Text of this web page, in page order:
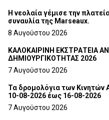
Η νεολαία γέμισε την
συναυλία της Marseaux.
8 Αυγούστου 2026
ΚΑΛΟΚΑΙΡΙΝΗ ΕΚΣΤΡΑΤΕΙΑ
ΔΗΜΙΟΥΡΓΙΚΟΤΗΤΑΣ 2026
7 Αυγούστου 2026
Τα δρομολόγια των Κινητών
10-08-2026 έως 16-08-2026
7 Αυγούστου 2026